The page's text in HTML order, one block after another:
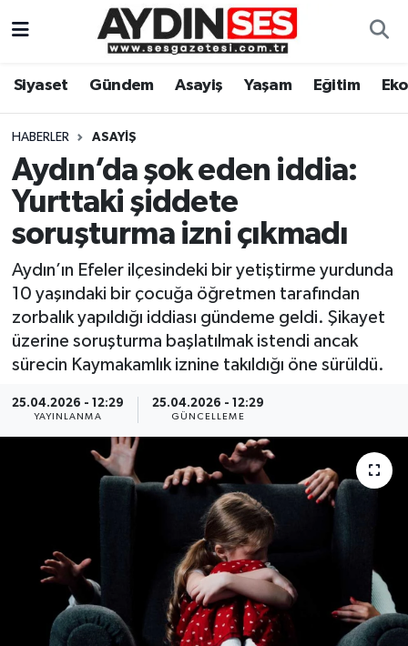
Siyaset Gündem Asayiş Yaşam Eğitim
HABERLER ASAYIŞ
Aydın’da şok eden iddia:
Yurttaki şiddete
soruşturma izni çıkmadı
Aydın’ın Efeler ilçesindeki bir yetiştirme yurdunda
10 yaşındaki bir çocuğa öğretmen tarafından
zorbalık yapıldığı iddiası gündeme geldi. Şikayet
üzerine soruşturma başlatılmak istendi ancak
sürecin Kaymakamlık iznine takıldığı öne sürüldü.
25.04.2026 - 12:29
YAYINLANMA
25.04.2026 - 12:29
GÜNCELLEME
Gündem
Siyaset
Ekonomi
Eğitim
Kültür Sanat
Aydın Hava Durumu
Aydin Namaz Vakitleri
Aydın Trafik Yoğunluk Haritası
Tüm Manşetler
Son Dakika Haberleri